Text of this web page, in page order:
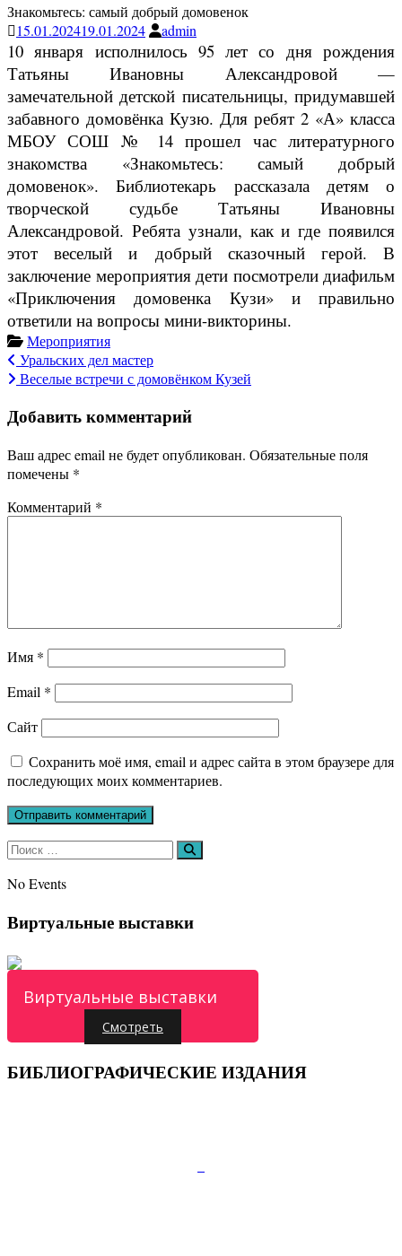
Знакомьтесь: самый добрый домовенок
15.01.202419.01.2024 admin
10 января исполнилось 95 лет со дня рождения
Татьяны Ивановны Александровой —
замечательной детской писательницы, придумавшей
забавного домовёнка Кузю. Для ребят 2 «А» класса
МБОУ СОШ № 14 прошел час литературного
знакомства «Знакомьтесь: самый добрый
домовенок». Библиотекарь рассказала детям о
творческой судьбе Татьяны Ивановны
Александровой. Ребята узнали, как и где появился
этот веселый и добрый сказочный герой. В
заключение мероприятия дети посмотрели диафильм
«Приключения домовенка Кузи» и правильно
ответили на вопросы мини-викторины.
Мероприятия
Навигация
по
записям
Уральских дел мастер
Веселые встречи с домовёнком Кузей
Добавить комментарий
Ваш адрес email не будет опубликован. Обязательные поля
помечены *
Комментарий *
Имя *
Email *
Сайт
Сохранить моё имя, email и адрес сайта в этом браузере для
последующих моих комментариев.
Искать: Поиск
No Events
Виртуальные выставки
Виртуальные выставки
Смотреть
БИБЛИОГРАФИЧЕСКИЕ ИЗДАНИЯ